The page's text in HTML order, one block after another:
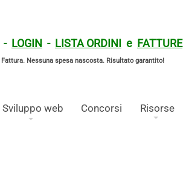
- LOGIN - LISTA ORDINI e FATTURE
Nessuna spesa nascosta. Risultato garantito!
Sviluppo web Concorsi Risorse